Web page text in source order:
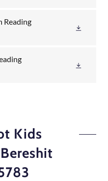
Reading
Kids